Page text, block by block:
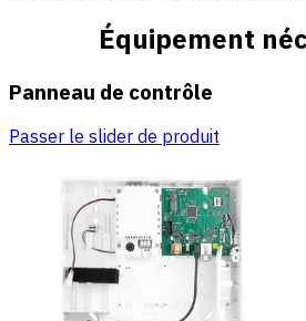
Équipement
Panneau de contrôle
Passer le slider de produit